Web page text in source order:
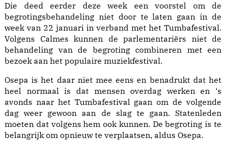
Die deed eerder deze week een voorstel om de
begrotingsbehandeling niet door te laten gaan in de
week van 22 januari in verband met het Tumbafestival.
Volgens Calmes kunnen de parlementariërs niet de
behandeling van de begroting combineren met een
bezoek aan het populaire muziekfestival.
Osepa is het daar niet mee eens en benadrukt dat het
heel normaal is dat mensen overdag werken en ‘s
avonds naar het Tumbafestival gaan om de volgende
dag weer gewoon aan de slag te gaan. Statenleden
moeten dat volgens hem ook kunnen. De begroting is te
belangrijk om opnieuw te verplaatsen, aldus Osepa.